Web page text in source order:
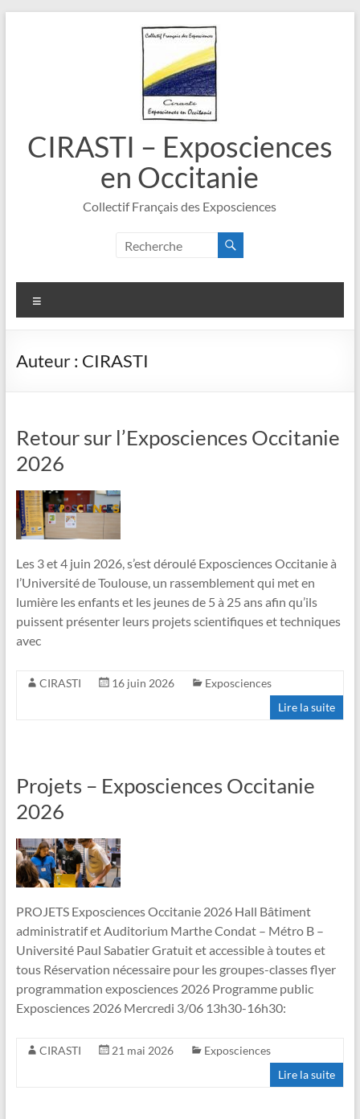
CIRASTI – Exposciences
en Occitanie
Collectif Français des Exposciences
Auteur : CIRASTI
Retour sur l’Exposciences Occitanie
2026
Les 3 et 4 juin 2026, s’est déroulé Exposciences Occitanie à
l’Université de Toulouse, un rassemblement qui met en
lumière les enfants et les jeunes de 5 à 25 ans afin qu’ils
puissent présenter leurs projets scientifiques et techniques
avec
CIRASTI 16 juin 2026
Exposciences
Lire la suite
Projets – Exposciences Occitanie
2026
PROJETS Exposciences Occitanie 2026 Hall Bâtiment
administratif et Auditorium Marthe Condat – Métro B –
Université Paul Sabatier Gratuit et accessible à toutes et
tous Réservation nécessaire pour les groupes-classes flyer
programmation exposciences 2026 Programme public
Exposciences 2026 Mercredi 3/06 13h30-16h30:
CIRASTI 21 mai 2026
Exposciences
Lire la suite